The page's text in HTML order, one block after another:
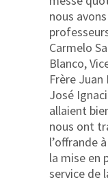
nous
Carmelo
Blanco,
Frère
José
allaient
nous ont
l’offrande
la mise en
service de